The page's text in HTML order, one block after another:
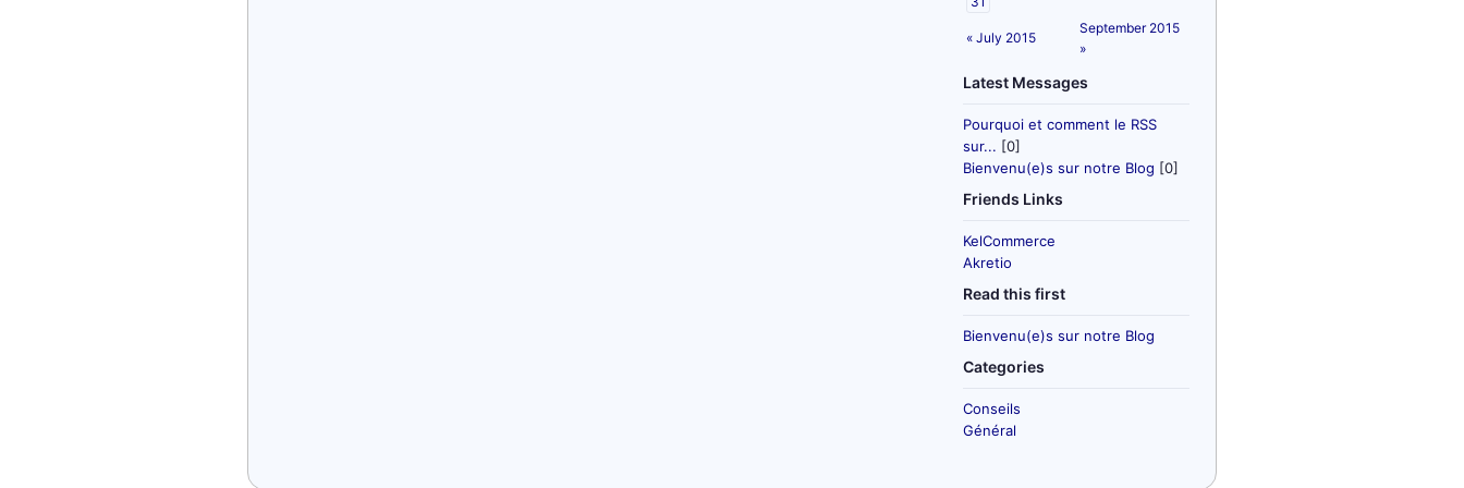
« July 2015
September 2015
»
Latest Messages
Pourquoi et comment le RSS
sur... [0]
Bienvenu(e)s sur notre Blog [0]
Friends Links
KelCommerce
Akretio
Read this first
Bienvenu(e)s sur notre Blog
Categories
Conseils
Général